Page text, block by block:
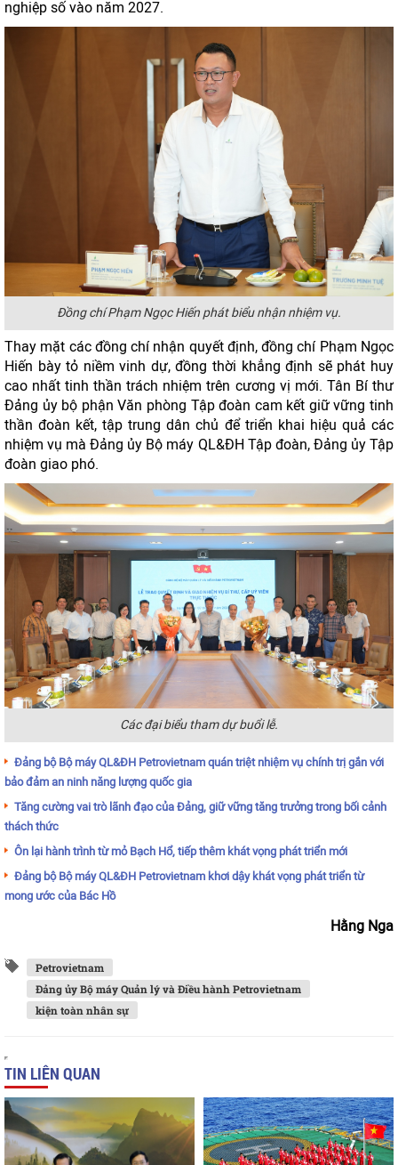
nghiệp số vào năm 2027.
Đồng chí Phạm Ngọc Hiến phát biểu nhận nhiệm vụ.
Thay mặt các đồng chí nhận quyết định, đồng chí Phạm Ngọc
Hiến bày tỏ niềm vinh dự, đồng thời khẳng định sẽ phát huy
cao nhất tinh thần trách nhiệm trên cương vị mới. Tân Bí thư
Đảng ủy bộ phận Văn phòng Tập đoàn cam kết giữ vững tinh
thần đoàn kết, tập trung dân chủ để triển khai hiệu quả các
nhiệm vụ mà Đảng ủy Bộ máy QL&ĐH Tập đoàn, Đảng ủy Tập
đoàn giao phó.
Các đại biểu tham dự buổi lễ.
Đảng bộ Bộ máy QL&ĐH Petrovietnam quán triệt nhiệm vụ chính trị gắn với
bảo đảm an ninh năng lượng quốc gia
Tăng cường vai trò lãnh đạo của Đảng, giữ vững tăng trưởng trong bối cảnh
thách thức
Ôn lại hành trình từ mỏ Bạch Hổ, tiếp thêm khát vọng phát triển mới
Đảng bộ Bộ máy QL&ĐH Petrovietnam khơi dậy khát vọng phát triển từ
mong ước của Bác Hồ
Hằng Nga
Petrovietnam
Đảng ủy Bộ máy Quản lý và Điều hành Petrovietnam
kiện toàn nhân sự
TIN LIÊN QUAN